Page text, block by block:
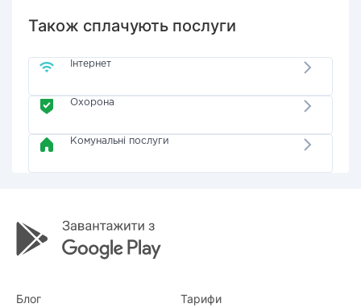
Також сплачують послуги
Інтернет
Охорона
Комунальні послуги
Блог Тарифи